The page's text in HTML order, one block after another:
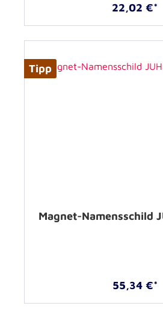
22,02 €*
Tipp
Magnet-Namensschild
55,34 €*